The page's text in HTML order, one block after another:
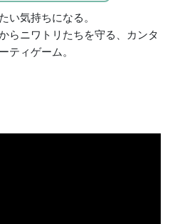
い気持ちになる。
らニワトリたちを守る、カンタ
ティゲーム。